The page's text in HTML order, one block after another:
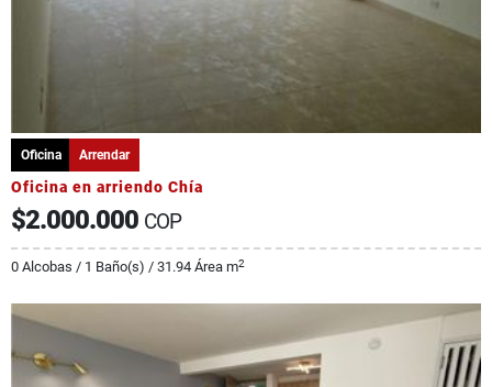
Oficina Arrendar
Oficina en arriendo Chía
$2.000.000 COP
0 Alcobas / 1 Baño(s) / 31.94 Área m2